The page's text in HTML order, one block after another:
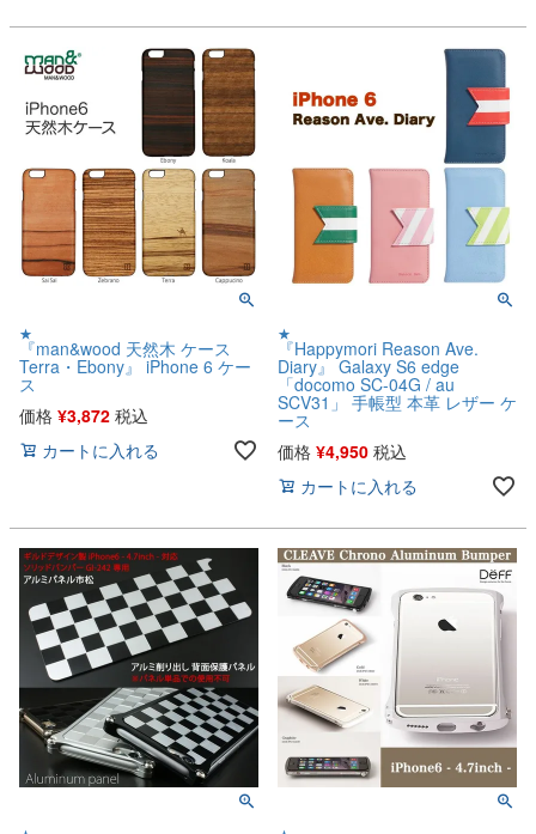
★
『man&wood 天然木 ケース
Terra・Ebony』 iPhone 6 ケー
ス
価格 ¥3,872 税込
カートに入れる
★
『Happymori Reason Ave.
Diary』 Galaxy S6 edge
「docomo SC-04G / au
SCV31」 手帳型 本革 レザー ケ
ース
価格 ¥4,950 税込
カートに入れる